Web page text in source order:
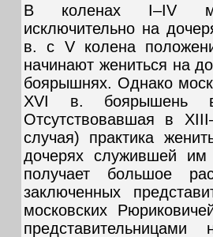
В коленах I–IV
исключительно на
в. с V колена
начинают жениться на
боярышнях. Однако
XVI в. боярышень
Отсутствовавшая в
случая) практика
дочерях служившей им
получает большое
заключенных
московских
представительницами